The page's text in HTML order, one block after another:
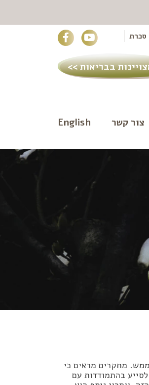
סכרת
בבריאות >>
צור קשר English
מחקרים מראים כי
בהתמודדות עם